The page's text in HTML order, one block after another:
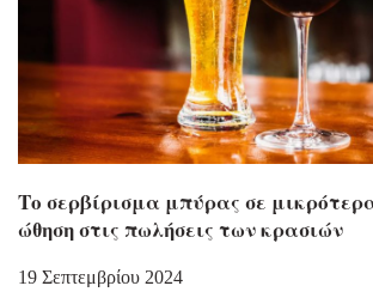
Το σερβίρισμα μπύρας σε
ώθηση στις πωλήσεις των κρασιών
19 Σεπτεμβρίου 2024